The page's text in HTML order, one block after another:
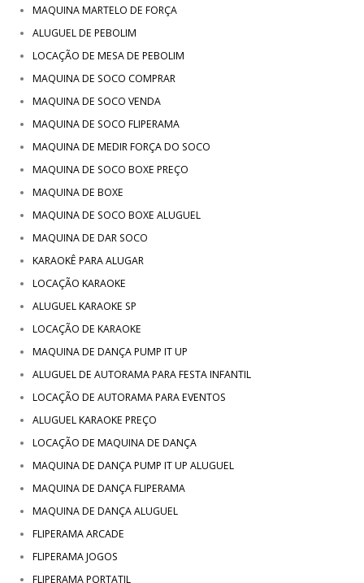
MAQUINA MARTELO DE FORÇA
ALUGUEL DE PEBOLIM
LOCAÇÃO DE MESA DE PEBOLIM
MAQUINA DE SOCO COMPRAR
MAQUINA DE SOCO VENDA
MAQUINA DE SOCO FLIPERAMA
MAQUINA DE MEDIR FORÇA DO SOCO
MAQUINA DE SOCO BOXE PREÇO
MAQUINA DE BOXE
MAQUINA DE SOCO BOXE ALUGUEL
MAQUINA DE DAR SOCO
KARAOKÊ PARA ALUGAR
LOCAÇÃO KARAOKE
ALUGUEL KARAOKE SP
LOCAÇÃO DE KARAOKE
MAQUINA DE DANÇA PUMP IT UP
ALUGUEL DE AUTORAMA PARA FESTA INFANTIL
LOCAÇÃO DE AUTORAMA PARA EVENTOS
ALUGUEL KARAOKE PREÇO
LOCAÇÃO DE MAQUINA DE DANÇA
MAQUINA DE DANÇA PUMP IT UP ALUGUEL
MAQUINA DE DANÇA FLIPERAMA
MAQUINA DE DANÇA ALUGUEL
FLIPERAMA ARCADE
FLIPERAMA JOGOS
FLIPERAMA PORTATIL